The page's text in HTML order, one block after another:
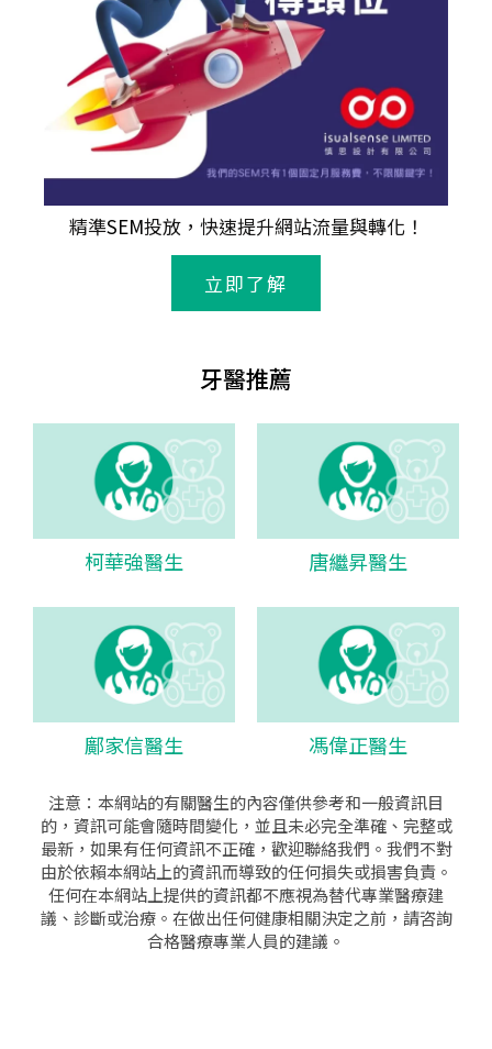
精準SEM投放，快速提升網站流量與轉化！
立即了解
牙醫推薦
柯華強醫生 唐繼昇醫生
鄺家信醫生 馮偉正醫生
注意：本網站的有關醫生的內容僅供參考和一般資訊目
的，資訊可能會隨時間變化，並且未必完全準確、完整或
最新，如果有任何資訊不正確，歡迎聯絡我們。我們不對
由於依賴本網站上的資訊而導致的任何損失或損害負責。
任何在本網站上提供的資訊都不應視為替代專業醫療建
議、診斷或治療。在做出任何健康相關決定之前，請咨詢
合格醫療專業人員的建議。